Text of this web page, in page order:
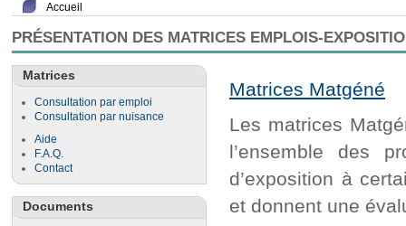
Accueil
PRÉSENTATION DES MATRICES EMPLOIS-
Matrices
Consultation par emploi
Consultation par nuisance
Aide
F.A.Q.
Contact
Documents
Matrices Matgéné
Les matrices
l’ensemble des
d’exposition à
et donnent une